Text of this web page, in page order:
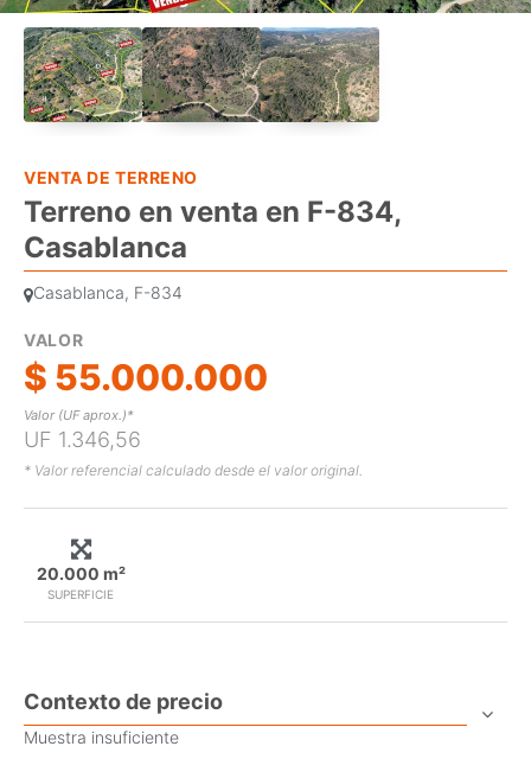
VENTA DE TERRENO
Terreno en venta en F-834,
Casablanca
Casablanca, F-834
VALOR
$ 55.000.000
Valor (UF aprox.)*
UF 1.346,56
* Valor referencial calculado desde el valor original.
SUPERFICIE
20.000 m²
Contexto de precio
Muestra insuficiente